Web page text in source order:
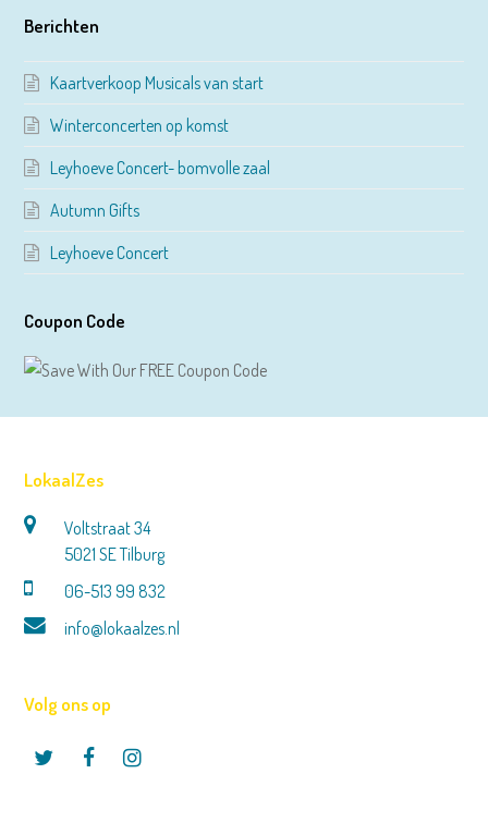
Berichten
Kaartverkoop Musicals van start
Winterconcerten op komst
Leyhoeve Concert- bomvolle zaal
Autumn Gifts
Leyhoeve Concert
Coupon Code
LokaalZes
Voltstraat 34
5021 SE Tilburg
06-513 99 832
info@lokaalzes.nl
Volg ons op
TwitterFacebookInstagram